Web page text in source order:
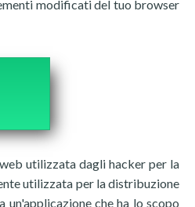
modificati del tuo browser
utilizzata dagli hacker per la
utilizzata per la distribuzione
un'applicazione che ha lo scopo